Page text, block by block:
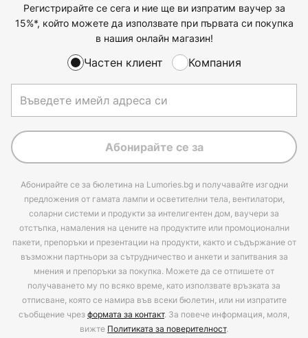
Регистрирайте се сега и ние ще ви изпратим ваучер за
15%*, който можете да използвате при първата си покупка
в нашия онлайн магазин!
Частен клиент Компания
Абонирайте се за
Абонирайте се за бюлетина на Lumories.bg и получавайте изгодни
предложения от гамата лампи и осветителни тела, вентилатори,
соларни системи и продукти за интелигентен дом, ваучери за
отстъпка, намаления на цените на продуктите или промоционални
пакети, препоръки и презентации на продукти, както и съдържание от
възможни партньори за сътрудничество и анкети и запитвания за
мнения и препоръки за покупка. Можете да се отпишете от
получаването му по всяко време, като използвате връзката за
отписване, която се намира във всеки бюлетин, или ни изпратите
съобщение чрезформата за контакт. За повече информация, моля,
вижте Политиката за поверителност.